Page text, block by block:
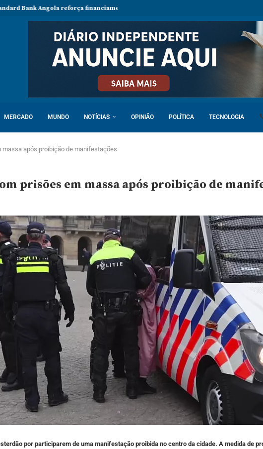
reforça financiamento sustentável e aposta no impacto social Inflação
MERCADO MUNDO NOTÍCIAS OPINIÃO POLÍTICA TECNOLOGIA
após proibição de manifestações
prisões em massa após proibição de
por participarem de uma manifestação proibida no centro da cidade. A medida de